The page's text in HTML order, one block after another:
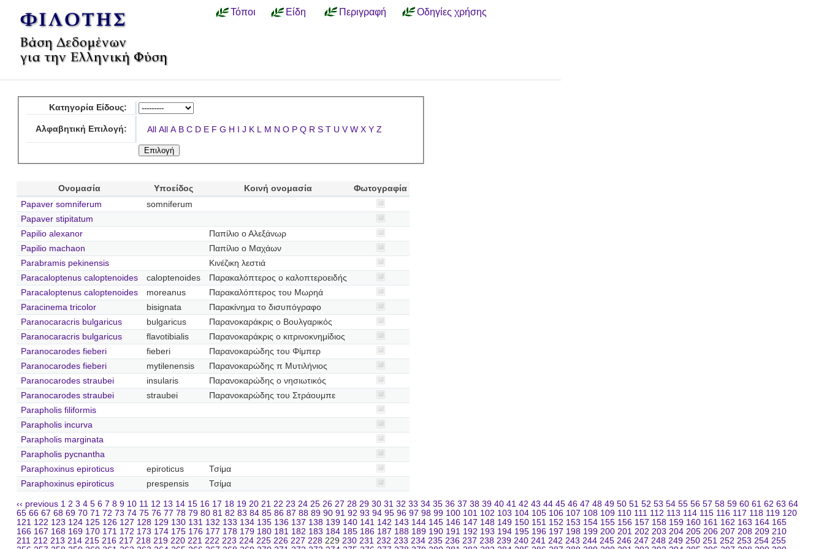
Τόποι Είδη Περιγραφή Οδηγίες χρήσης
Κατηγορία Είδους:
Αλφαβητική Επιλογή: All All A B C D E F G H I J K L M N O P Q R S T U V W X Y Z
Ονομασία Υποείδος Κοινή ονομασία
Φωτογραφία
Papaver somniferum
somniferum
Papaver stipitatum
Papilio alexanor
Παπίλιο ο Αλεξάνωρ
Papilio machaon
Παπίλιο ο Μαχάων
Parabramis pekinensis
Κινέζικη λεστιά
Paracaloptenus caloptenoides
caloptenoides
Παρακαλόπτερος ο καλοπτεροειδής
Paracaloptenus caloptenoides
moreanus
Παρακαλόπτερος του Μωρηά
Paracinema tricolor
bisignata
Παρακίνημα το δισυπόγραφο
Paranocaracris bulgaricus
bulgaricus
Παρανοκαράκρις ο Βουλγαρικός
Paranocaracris bulgaricus
flavotibialis
Παρανοκαράκρις ο κιτρινοκνημίδιος
Paranocarodes fieberi
fieberi
Παρανοκαρώδης του Φίμπερ
Paranocarodes fieberi
mytilenensis
Παρανοκαρώδης π Μυτιλήνιος
Paranocarodes straubei
insularis
Παρανοκαρώδης ο νησιωτικός
Paranocarodes straubei
straubei
Παρανοκαρώδης του Στράουμπε
Parapholis filiformis
Parapholis incurva
Parapholis marginata
Parapholis pycnantha
Paraphoxinus epiroticus
epiroticus
Τσίμα
Paraphoxinus epiroticus
prespensis Τσίμα
‹‹ previous 1 2 3 4 5 6 7 8 9 10 11 12 13 14 15 16 17 18 19 20 21 22 23 24 25 26 27 28 29 30 31 32 33 34 35 36 37 38 39 40 41 42 43 44 45 46 47 48 49 50 51 52 53 54 55 56 57 58 59 60 61 62 63 64
65 66 67 68 69 70 71 72 73 74 75 76 77 78 79 80 81 82 83 84 85 86 87 88 89 90 91 92 93 94 95 96 97 98 99 100 101 102 103 104 105 106 107 108 109 110 111 112 113 114 115 116 117 118 119 120
121 122 123 124 125 126 127 128 129 130 131 132 133 134 135 136 137 138 139 140 141 142 143 144 145 146 147 148 149 150 151 152 153 154 155 156 157 158 159 160 161 162 163 164 165
166 167 168 169 170 171 172 173 174 175 176 177 178 179 180 181 182 183 184 185 186 187 188 189 190 191 192 193 194 195 196 197 198 199 200 201 202 203 204 205 206 207 208 209 210
211 212 213 214 215 216 217 218 219 220 221 222 223 224 225 226 227 228 229 230 231 232 233 234 235 236 237 238 239 240 241 242 243 244 245 246 247 248 249 250 251 252 253 254 255